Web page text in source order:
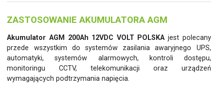
ZASTOSOWANIE AKUMULATORA AGM
Akumulator AGM 200Ah 12VDC VOLT POLSKAjest polecany
przede wszystkim do systemów zasilania awaryjnego UPS,
automatyki, systemów alarmowych, kontroli dostępu,
monitoringu CCTV, telekomunikacji oraz urządzeń
wymagających podtrzymania napięcia.